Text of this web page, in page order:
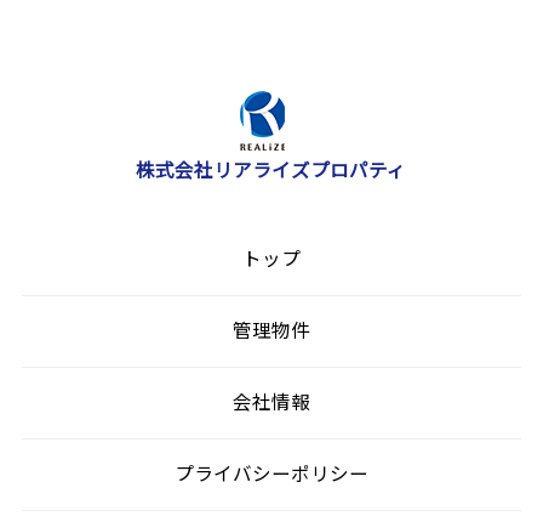
株式会社リアライズプロパティ
トップ
管理物件
会社情報
プライバシーポリシー